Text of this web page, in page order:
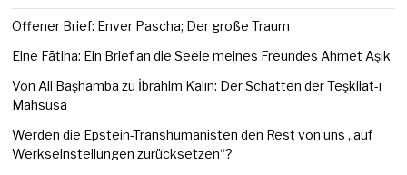
Offener Brief: Enver Pascha; Der große Traum
Eine Fātiha: Ein Brief an die Seele meines Freundes Ahmet Aşık
Von Ali Başhamba zu İbrahim Kalın: Der Schatten der Teşkilat-ı
Mahsusa
Werden die Epstein-Transhumanisten den Rest von uns „auf
Werkseinstellungen zurücksetzen“?